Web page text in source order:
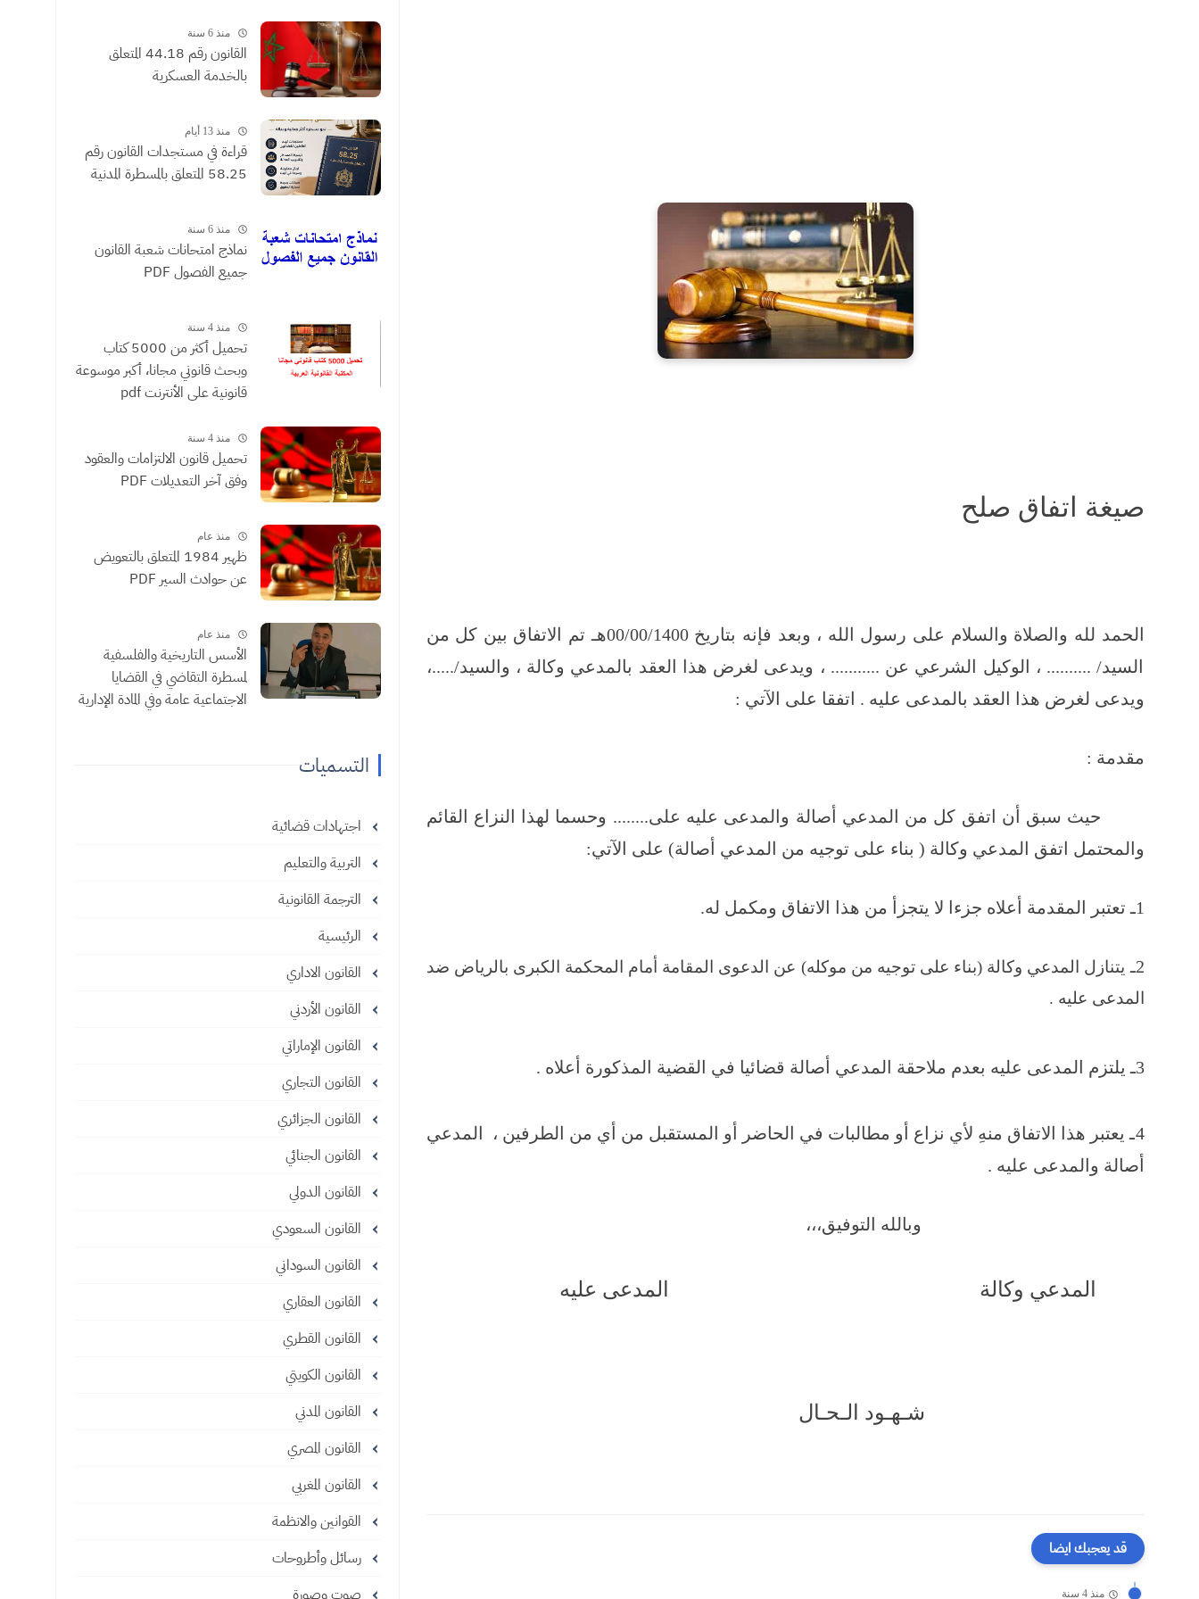
صيغة اتفاق صلح
الحمد لله والصلاة والسلام على رسول الله ، وبعد فإنه بتاريخ 00/00/1400هـ تم الاتفاق بين كل من
السيد/ .......... ، الوكيل الشرعي عن ........... ، ويدعى لغرض هذا العقد بالمدعي وكالة ، والسيد/.....،
ويدعى لغرض هذا العقد بالمدعى عليه . اتفقا على الآتي :
مقدمة :
حيث سبق أن اتفق كل من المدعي أصالة والمدعى عليه على........ وحسما لهذا النزاع القائم
والمحتمل اتفق المدعي وكالة ( بناء على توجيه من المدعي أصالة) على الآتي:
1ـ تعتبر المقدمة أعلاه جزءا لا يتجزأ من هذا الاتفاق ومكمل له.
2ـ يتنازل المدعي وكالة (بناء على توجيه من موكله) عن الدعوى المقامة أمام المحكمة الكبرى بالرياض ضد
المدعى عليه .
3ـ يلتزم المدعى عليه بعدم ملاحقة المدعي أصالة قضائيا في القضية المذكورة أعلاه .
4ـ يعتبر هذا الاتفاق منهِ لأي نزاع أو مطالبات في الحاضر أو المستقبل من أي من الطرفين ، المدعي
أصالة والمدعى عليه .
وبالله التوفيق،،،
المدعي وكالة المدعى عليه
شـهـود الـحـال
قد يعجبك ايضا
منذ 4 سنة
الموثقون
منذ 6 سنة
القانون رقم 44.18 المتعلق
بالخدمة العسكرية
منذ 13 أيام
​قراءة في مستجدات القانون رقم
58.25 المتعلق بالمسطرة المدنية
منذ 6 سنة
نماذج امتحانات شعبة القانون
جميع الفصول PDF
منذ 4 سنة
تحميل أكثر من 5000 كتاب
وبحث قانوني مجانا، أكبر موسوعة
قانونية على الأنترنت pdf
منذ 4 سنة
تحميل قانون الالتزامات والعقود
وفق آخر التعديلات PDF
منذ عام
ظهير 1984 المتعلق بالتعويض
عن حوادث السير PDF
منذ عام
الأسس التاريخية والفلسفية
لمسطرة التقاضي في القضايا
الاجتماعية عامة وفي المادة الإدارية
التسميات
اجتهادات قضائية
التربية والتعليم
الترجمة القانونية
الرئيسية
القانون الاداري
القانون الأردني
القانون الإماراتي
القانون التجاري
القانون الجزائري
القانون الجنائي
القانون الدولي
القانون السعودي
القانون السوداني
القانون العقاري
القانون القطري
القانون الكويتي
القانون المدني
القانون المصري
القانون المغربي
القوانين والانظمة
رسائل وأطروحات
صوت وصورة